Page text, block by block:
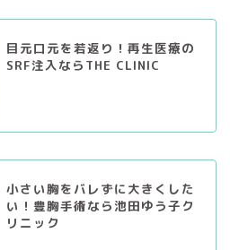
目元口元を若返り！再生医療の
SRF注入ならTHE CLINIC
小さい胸をバレずに大きくした
い！豊胸手術なら池田ゆう子ク
リニック